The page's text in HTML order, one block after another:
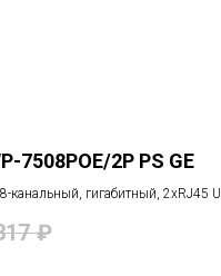
7508POE/2P PS GE
канальный, гигабитный, 2xRJ45
₽